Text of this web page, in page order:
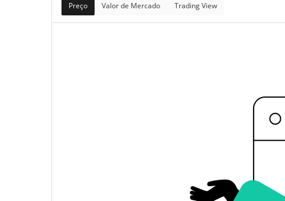
Preço Valor de Mercado Trading View